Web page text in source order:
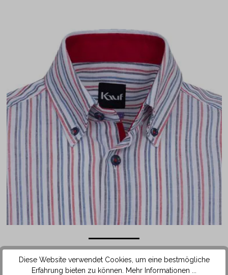
Das Hemd ist mit einem modischen Button Down Kragen
ausgestattet. Die enganstehenden Kragenspitzen sind am
Diese Website verwendet Cookies, um eine bestmögliche
Erfahrung bieten zu können. Mehr Informationen ...